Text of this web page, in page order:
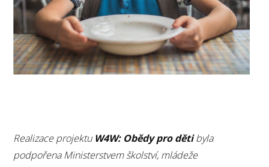
Realizace projektu W4W: Obědy pro dětibyla
podpořena Ministerstvem školství, mládeže